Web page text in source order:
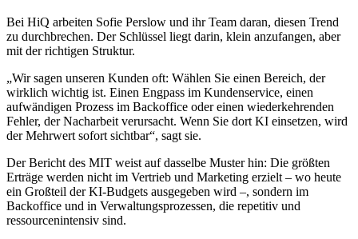
Bei HiQ arbeiten Sofie Perslow und ihr Team daran, diesen Trend
zu durchbrechen. Der Schlüssel liegt darin, klein anzufangen, aber
mit der richtigen Struktur.
„Wir sagen unseren Kunden oft: Wählen Sie einen Bereich, der
wirklich wichtig ist. Einen Engpass im Kundenservice, einen
aufwändigen Prozess im Backoffice oder einen wiederkehrenden
Fehler, der Nacharbeit verursacht. Wenn Sie dort KI einsetzen, wird
der Mehrwert sofort sichtbar“, sagt sie.
Der Bericht des MIT weist auf dasselbe Muster hin: Die größten
Erträge werden nicht im Vertrieb und Marketing erzielt – wo heute
ein Großteil der KI-Budgets ausgegeben wird –, sondern im
Backoffice und in Verwaltungsprozessen, die repetitiv und
ressourcenintensiv sind.